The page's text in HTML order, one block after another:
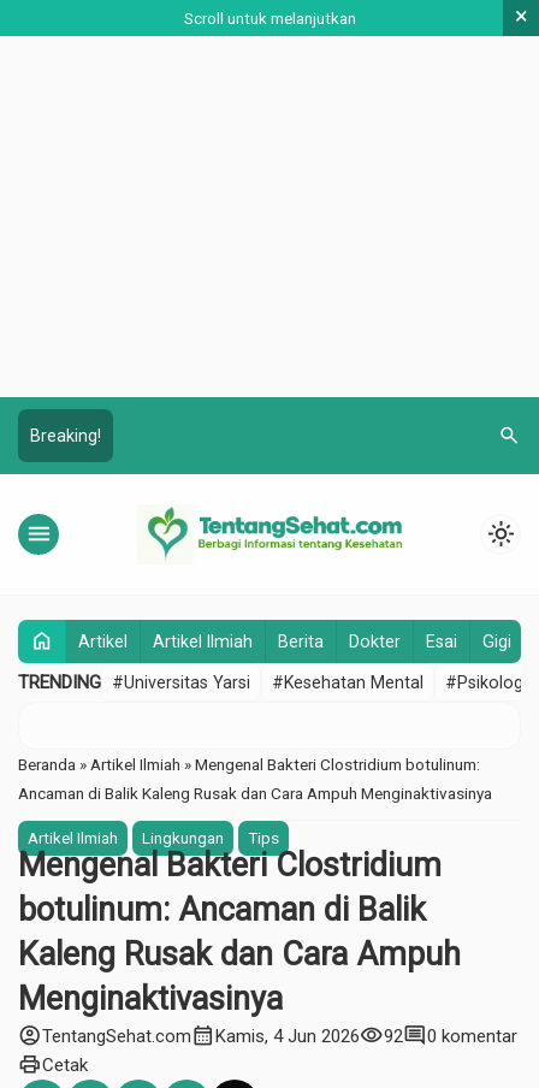
Scroll untuk melanjutkan ×
Breaking! search
menu light_mode
home Artikel Artikel Ilmiah Berita Dokter Esai Gigi
TRENDING #Universitas Yarsi #Kesehatan Mental #Psikologi
Beranda » Artikel Ilmiah »Mengenal Bakteri Clostridium botulinum:
Ancaman di Balik Kaleng Rusak dan Cara Ampuh Menginaktivasinya
Artikel Ilmiah Lingkungan Tips
Mengenal Bakteri Clostridium
botulinum: Ancaman di Balik
Kaleng Rusak dan Cara Ampuh
Menginaktivasinya
account_circleTentangSehat.comcalendar_monthKamis, 4 Jun 2026visibility92comment0 komentar
printCetak